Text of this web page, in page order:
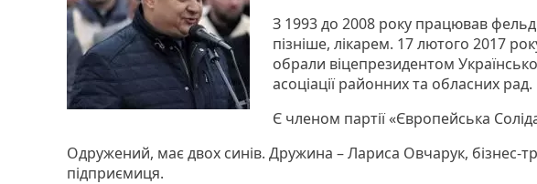
З 1993 до 2008 року працював
пізніше, лікарем. 17 лютого 2017
обрали віцепрезидентом
асоціації районних та обласних рад.
Є членом партії «Європейська
Одружений, має двох синів. Дружина – Лариса Овчарук, бізнес-
підприємиця.